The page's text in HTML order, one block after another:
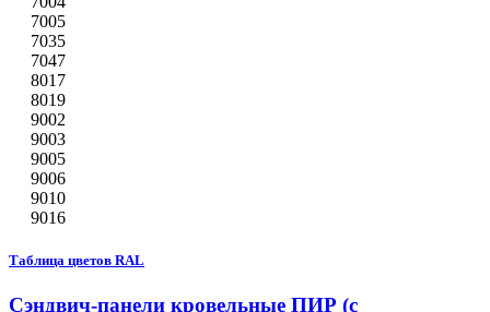
7005
7035
7047
8017
8019
9002
9003
9005
9006
9010
9016
Таблица цветов RAL
Сэндвич-панели кровельные ПИР (с